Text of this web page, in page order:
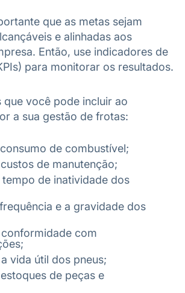
que as metas sejam
e alinhadas aos
Então, use indicadores de
para monitorar os resultados.
que você pode incluir ao
a sua gestão de frotas:
de combustível;
de manutenção;
tempo de inatividade dos
e a gravidade dos
com
vida útil dos pneus;
de peças e